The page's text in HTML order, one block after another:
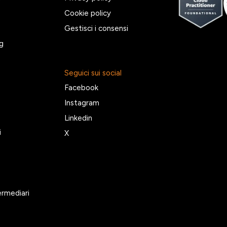
Cookie policy
Gestisci i consensi
Seguici sui social
Facebook
Instagram
Linkedin
X